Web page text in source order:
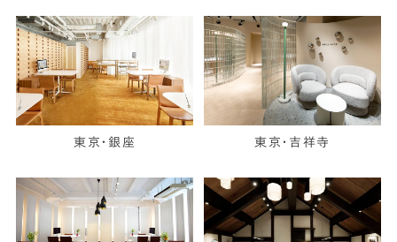
東京・銀座 東京・吉祥寺